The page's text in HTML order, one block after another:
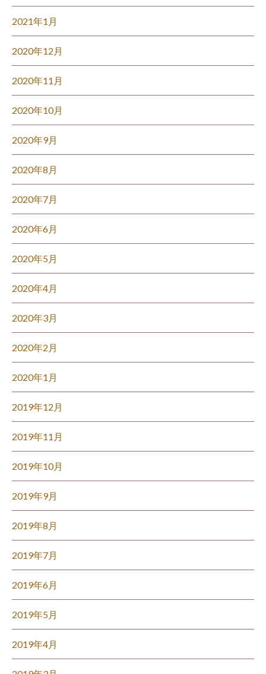
2021年1月
2020年12月
2020年11月
2020年10月
2020年9月
2020年8月
2020年7月
2020年6月
2020年5月
2020年4月
2020年3月
2020年2月
2020年1月
2019年12月
2019年11月
2019年10月
2019年9月
2019年8月
2019年7月
2019年6月
2019年5月
2019年4月